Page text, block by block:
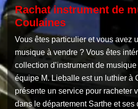
Rachat instrument de
Coulaines
Vous êtes particulier et vous avez
musique à vendre ? Vous êtes
collection d’instrument de
équipe M. Lieballe est un luthier à
présente un service pour racheter
dans le département Sarthe et ses